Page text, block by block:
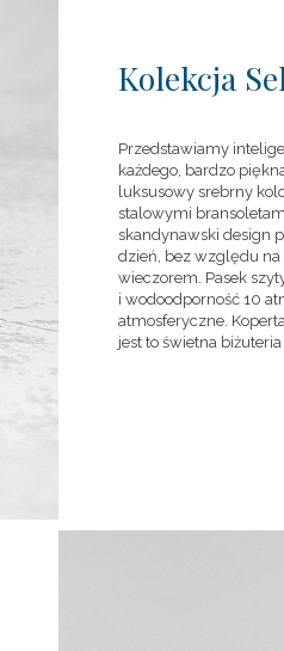
Kolekcja
Przedstawiamy
każdego, bardzo
luksusowy srebrny
stalowymi
skandynawski design
dzień, bez względu na
wieczorem. Pasek
i wodoodporność 10
atmosferyczne.
jest to świetna biżuteria